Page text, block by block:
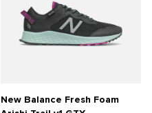
New Balance Fresh Foam